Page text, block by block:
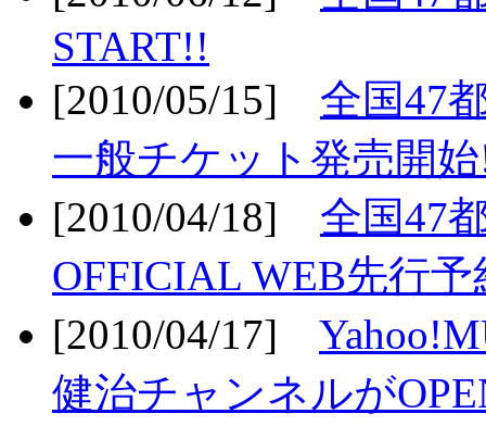
START!!
[2010/05/15] 全国47
一般チケット発売開
[2010/04/18] 全国47
OFFICIAL WEB先行
[2010/04/17]
健治チャンネルが